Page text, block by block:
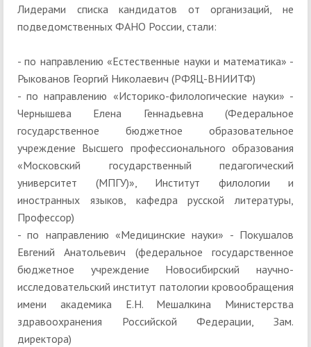
Лидерами списка кандидатов от организаций, не
подведомственных ФАНО России, стали:
- по направлению «Естественные науки и математика» -
Рыкованов Георгий Николаевич (РФЯЦ-ВНИИТФ)
- по направлению «Историко-филологические науки» -
Чернышева Елена Геннадьевна (Федеральное
государственное бюджетное образовательное
учреждение Высшего профессионального образования
«Московский государственный педагогический
университет (МПГУ)», Институт филологии и
иностранных языков, кафедра русской литературы,
Профессор)
- по направлению «Медицинские науки» - Покушалов
Евгений Анатольевич (федеральное государственное
бюджетное учреждение Новосибирский научно-
исследовательский институт патологии кровообращения
имени академика Е.Н. Мешалкина Министерства
здравоохранения Российской Федерации, Зам.
директора)